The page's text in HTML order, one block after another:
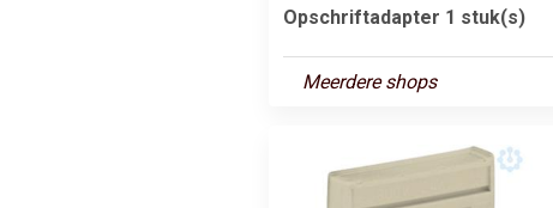
Opschriftadapter 1 stuk(s)
Meerdere shops